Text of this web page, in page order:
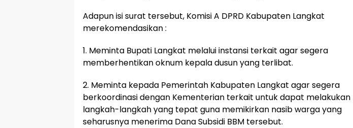
Adapun isi surat tersebut, Komisi A DPRD Kabupaten Langkat
merekomendasikan :
1. Meminta Bupati Langkat melalui instansi terkait agar segera
memberhentikan oknum kepala dusun yang terlibat.
2. Meminta kepada Pemerintah Kabupaten Langkat agar segera
berkoordinasi dengan Kementerian terkait untuk dapat melakukan
langkah-langkah yang tepat guna memikirkan nasib warga yang
seharusnya menerima Dana Subsidi BBM tersebut.